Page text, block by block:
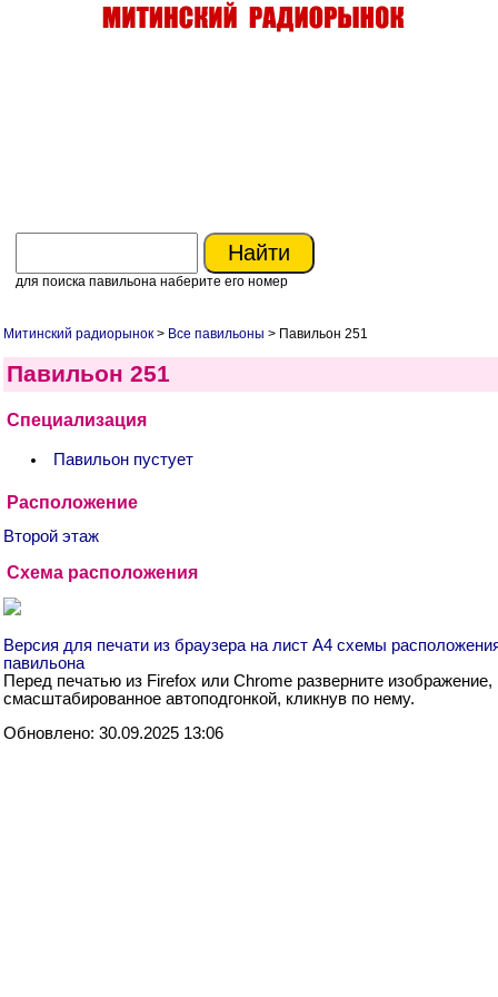
для поиска павильона наберите его номер
Митинский радиорынок > Все павильоны > Павильон 251
Павильон 251
Специализация
Павильон пустует
Расположение
Второй этаж
Схема расположения
Версия для печати из браузера на лист А4 схемы
павильона
Перед печатью из Firefox или Chrome разверните изображение,
смасштабированное автоподгонкой, кликнув по нему.
Обновлено: 30.09.2025 13:06